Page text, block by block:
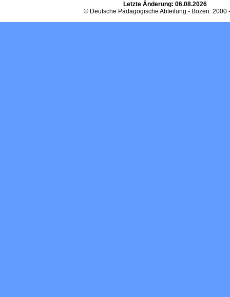
Letzte Änderung: 06.08.2026
© Deutsche Pädagogische Abteilung - Bozen. 2000